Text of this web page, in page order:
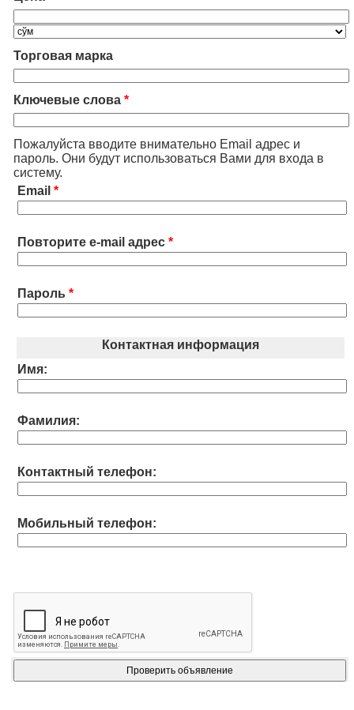
Торговая марка
Ключевые слова *
Пожалуйста вводите внимательно Email адрес и
пароль. Они будут использоваться Вами для входа в
систему.
Email *
Повторите e-mail адрес *
Пароль *
Контактная информация
Имя:
Фамилия:
Контактный телефон:
Мобильный телефон: